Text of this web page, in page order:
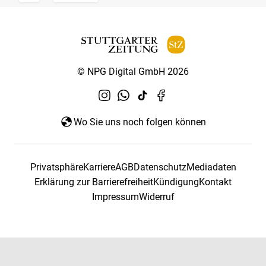
© NPG Digital GmbH 2026
Wo Sie uns noch folgen können
PrivatsphäreKarriereAGBDatenschutzMediadaten
Erklärung zur BarrierefreiheitKündigungKontakt
ImpressumWiderruf